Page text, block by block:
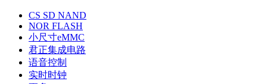
CS SD NAND
NOR FLASH
小尺寸eMMC
君正集成电路
语音控制
实时时钟